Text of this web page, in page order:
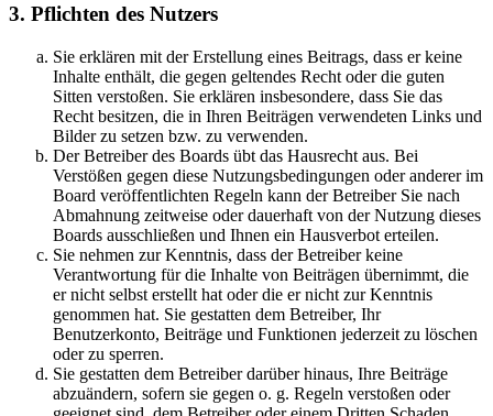
3. Pflichten des Nutzers
Sie erklären mit der Erstellung eines Beitrags, dass er keine
Inhalte enthält, die gegen geltendes Recht oder die guten
Sitten verstoßen. Sie erklären insbesondere, dass Sie das
Recht besitzen, die in Ihren Beiträgen verwendeten Links und
Bilder zu setzen bzw. zu verwenden.
Der Betreiber des Boards übt das Hausrecht aus. Bei
Verstößen gegen diese Nutzungsbedingungen oder anderer im
Board veröffentlichten Regeln kann der Betreiber Sie nach
Abmahnung zeitweise oder dauerhaft von der Nutzung dieses
Boards ausschließen und Ihnen ein Hausverbot erteilen.
Sie nehmen zur Kenntnis, dass der Betreiber keine
Verantwortung für die Inhalte von Beiträgen übernimmt, die
er nicht selbst erstellt hat oder die er nicht zur Kenntnis
genommen hat. Sie gestatten dem Betreiber, Ihr
Benutzerkonto, Beiträge und Funktionen jederzeit zu löschen
oder zu sperren.
Sie gestatten dem Betreiber darüber hinaus, Ihre Beiträge
abzuändern, sofern sie gegen o. g. Regeln verstoßen oder